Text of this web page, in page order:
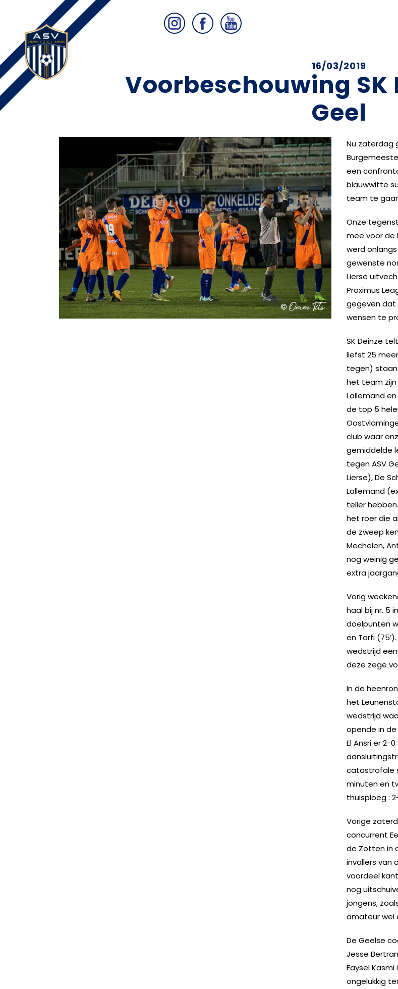
16/03/2019
Voorbeschouwing SK
Geel
Nu zaterdag
een
blauwwitte
team te
Onze
mee voor de
werd
gewenste
Lierse
Proximus
gegeven dat
wensen te
SK Deinze
liefst 25
tegen)
het team
Lallemand
de top 5
club waar
gemiddelde
tegen ASV
Lierse), De
Lallemand
teller
het roer die
de zweep
Mechelen,
nog weinig
extra
Vorig
haal bij nr. 5
doelpunten
en Tarfi
wedstrijd
deze zege
In de
het
wedstrijd
opende in de
El Ansri er 2-
catastrofale
minuten en
thuisploeg :
Vorige
concurrent
de Zotten in
invallers van
voordeel
nog
jongens,
amateur wel
De Geelse
Jesse
Faysel
ongelukkig